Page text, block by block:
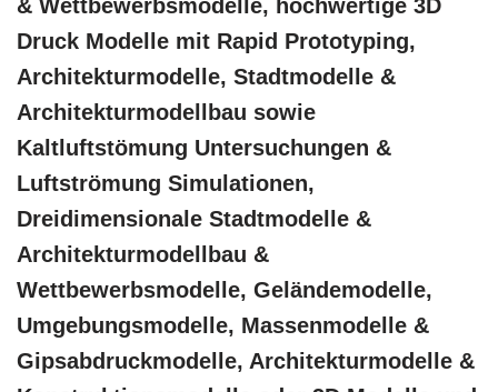
& Wettbewerbsmodelle, hochwertige 3D
Druck Modelle mit Rapid Prototyping,
Architekturmodelle, Stadtmodelle &
Architekturmodellbau sowie
Kaltluftstömung Untersuchungen &
Luftströmung Simulationen,
Dreidimensionale Stadtmodelle &
Architekturmodellbau &
Wettbewerbsmodelle, Geländemodelle,
Umgebungsmodelle, Massenmodelle &
Gipsabdruckmodelle, Architekturmodelle &